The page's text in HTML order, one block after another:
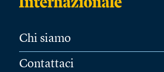
Chi siamo
Contattaci